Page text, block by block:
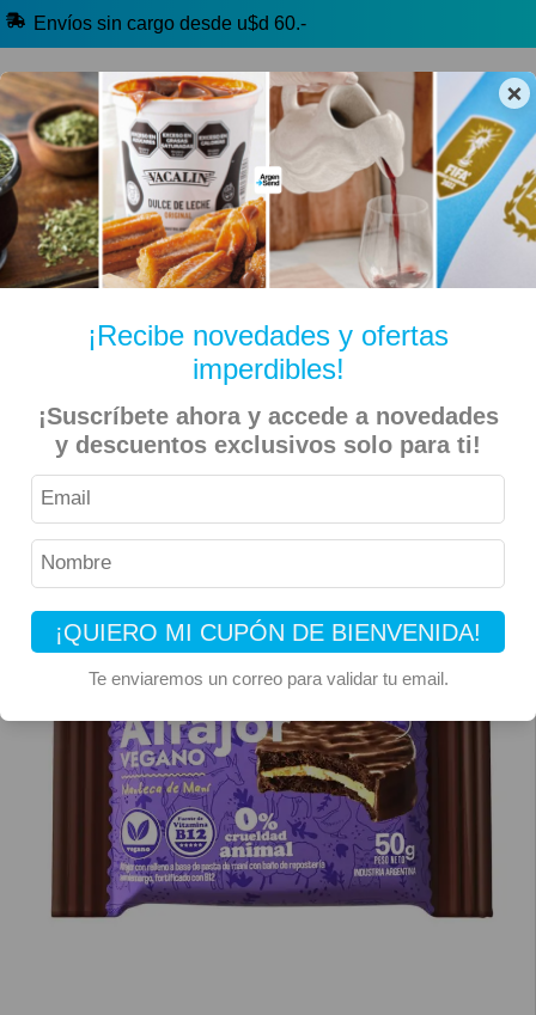
×
¡Recibe novedades y ofertas
imperdibles!
¡Suscríbete ahora y accede a novedades
y descuentos exclusivos solo para ti!
¡QUIERO MI CUPÓN DE BIENVENIDA!
Te enviaremos un correo para validar tu email.
Envíos sin cargo desde u$d 60.-
🔥 Alfajores y Golosinas
🧉 Clásicos argentinos 🏷️ Todas las categorías
Inicio Kiosko Dulce y Salado Alfajores y Conitos
Animal Kind – Alfajor Vegano de Chocolate 50gr – 3
Unidades